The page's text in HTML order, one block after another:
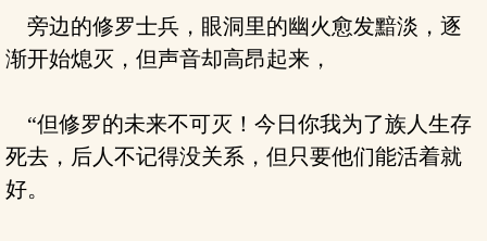
旁边的修罗士兵，眼洞里的幽火愈发黯淡，逐
渐开始熄灭，但声音却高昂起来，
“但修罗的未来不可灭！今日你我为了族人生存
死去，后人不记得没关系，但只要他们能活着就
好。